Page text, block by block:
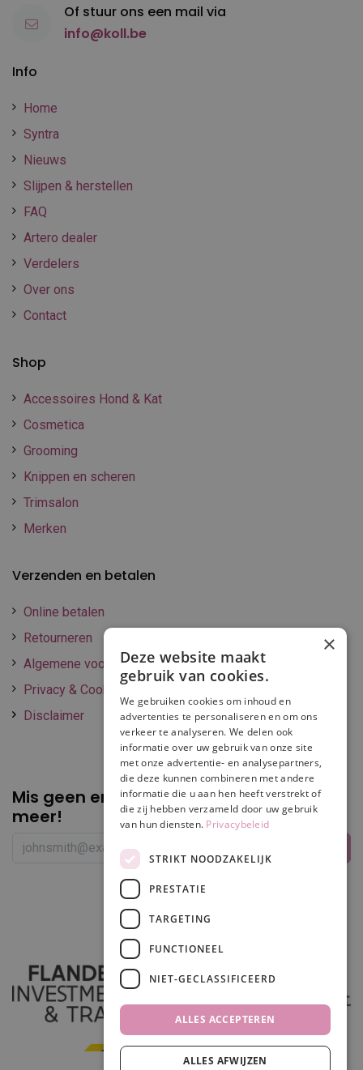
Info
Home
Syntra
Nieuws
Slijpen & herstellen
FAQ
Artero dealer
Verdelers
Over ons
Contact
Shop
Accessoires Hond & Kat
Cosmetica
Grooming
Knippen en scheren
Trimsalon
Merken
Verzenden en betalen
Online betalen
Retourneren
Algemene voorwaarden
Privacy & Cookie policy
Disclaimer
Mis geen enkelepromotie of korting
meer!
Of stuur ons een mail via
info@koll.be
×
Deze website maakt
gebruik van cookies.
We gebruiken cookies om inhoud en
advertenties te personaliseren en om ons
verkeer te analyseren. We delen ook
informatie over uw gebruik van onze site
met onze advertentie- en analysepartners,
die deze kunnen combineren met andere
informatie die u aan hen heeft verstrekt of
die zij hebben verzameld door uw gebruik
van hun diensten. Privacybeleid
STRIKT NOODZAKELIJK
PRESTATIE
TARGETING
FUNCTIONEEL
NIET-GECLASSIFICEERD
ALLES ACCEPTEREN
ALLES AFWIJZEN